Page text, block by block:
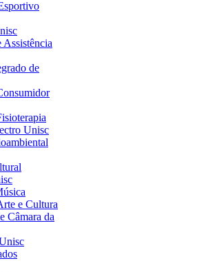
Assistência
de
Unisc
e Cultura
Câmara da